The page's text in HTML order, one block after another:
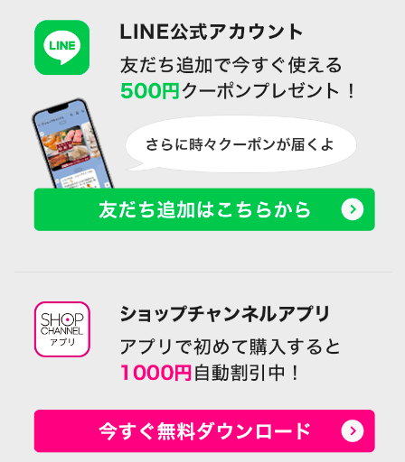
熟酵 角質層の隅々まで 浸透美容
にこだわった 与える、落とす、
熟酵 角質層の隅々まで 浸透美容
にこだわった 与える、落とす、